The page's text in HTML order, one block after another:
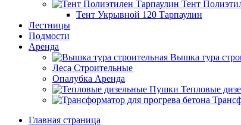
Тент
Тент Укрывной 120 Тарпаулин
Лестницы
Подмости
Аренда
Вышка тура
Леса Строительные
Опалубка Аренда
Тепловые
Главная страница